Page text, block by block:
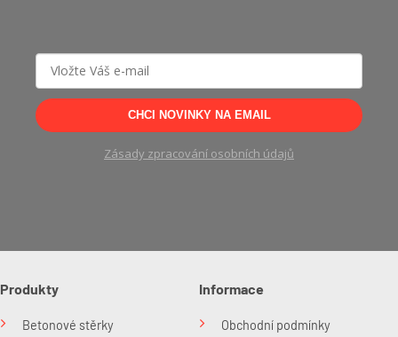
CHCI NOVINKY NA EMAIL
Zásady zpracování osobních údajů
Produkty
Betonové stěrky
Informace
Obchodní podmínky